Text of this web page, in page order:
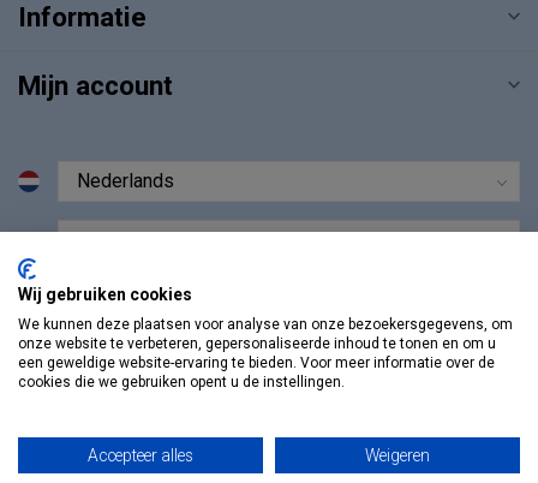
Informatie
Mijn account
Wij gebruiken cookies
We kunnen deze plaatsen voor analyse van onze bezoekersgegevens, om
onze website te verbeteren, gepersonaliseerde inhoud te tonen en om u
een geweldige website-ervaring te bieden. Voor meer informatie over de
cookies die we gebruiken opent u de instellingen.
Accepteer alles Weigeren